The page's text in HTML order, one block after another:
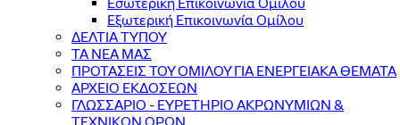
Εξωτερική Επικοινωνία Ομίλου
ΔΕΛΤΙΑ ΤΥΠΟΥ
ΤΑ ΝΕΑ ΜΑΣ
ΠΡΟΤΑΣΕΙΣ ΤΟΥ ΟΜΙΛΟΥ ΓΙΑ ΕΝΕΡΓΕΙΑΚΑ ΘΕΜΑΤΑ
ΑΡΧΕΙΟ ΕΚΔΟΣΕΩΝ
ΓΛΩΣΣΑΡΙΟ - ΕΥΡΕΤΗΡΙΟ ΑΚΡΩΝΥΜΙΩΝ &